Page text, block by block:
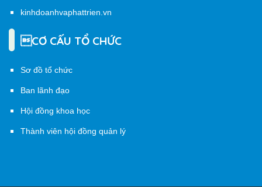
kinhdoanhvaphattrien.vn
CƠ CẤU TỔ CHỨC
Sơ đồ tổ chức
Ban lãnh đạo
Hội đồng khoa học
Thành viên hội đồng quản lý